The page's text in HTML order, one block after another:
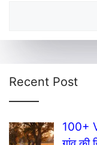
Recent Post
100+